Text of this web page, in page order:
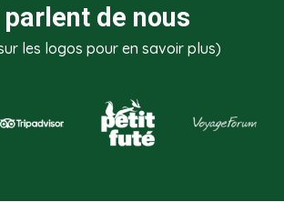
de nous
les logos pour en savoir plus)